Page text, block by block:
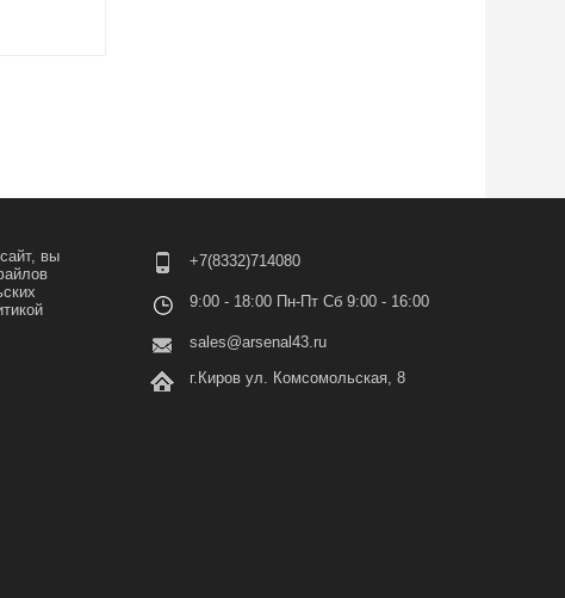
вы
+7(8332)714080
9:00 - 18:00 Пн-Пт Сб 9:00 - 16:00
sales@arsenal43.ru
г.Киров ул. Комсомольская, 8